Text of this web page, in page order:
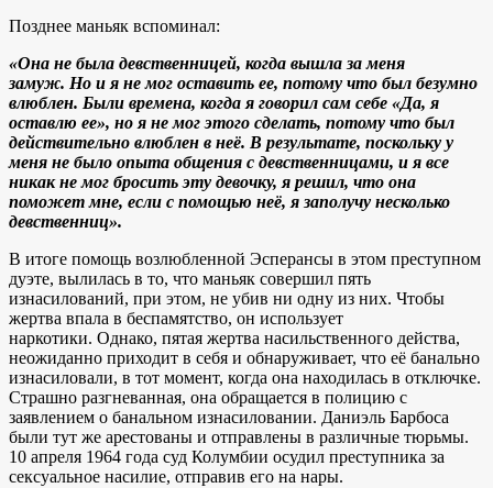
Позднее маньяк вспоминал:
«Она не была девственницей, когда вышла за меня
замуж. Но и я не мог оставить ее, потому что был безумно
влюблен. Были времена, когда я говорил сам себе «Да, я
оставлю ее», но я не мог этого сделать, потому что был
действительно влюблен в неё. В результате, поскольку у
меня не было опыта общения с девственницами, и я все
никак не мог бросить эту девочку, я решил, что она
поможет мне, если с помощью неё, я заполучу несколько
девственниц».
В итоге помощь возлюбленной Эсперансы в этом преступном
дуэте, вылилась в то, что маньяк совершил пять
изнасилований, при этом, не убив ни одну из них. Чтобы
жертва впала в беспамятство, он использует
наркотики. Однако, пятая жертва насильственного действа,
неожиданно приходит в себя и обнаруживает, что её банально
изнасиловали, в тот момент, когда она находилась в отключке.
Страшно разгневанная, она обращается в полицию с
заявлением о банальном изнасиловании. Даниэль Барбоса
были тут же арестованы и отправлены в различные тюрьмы.
10 апреля 1964 года суд Колумбии осудил преступника за
сексуальное насилие, отправив его на нары.